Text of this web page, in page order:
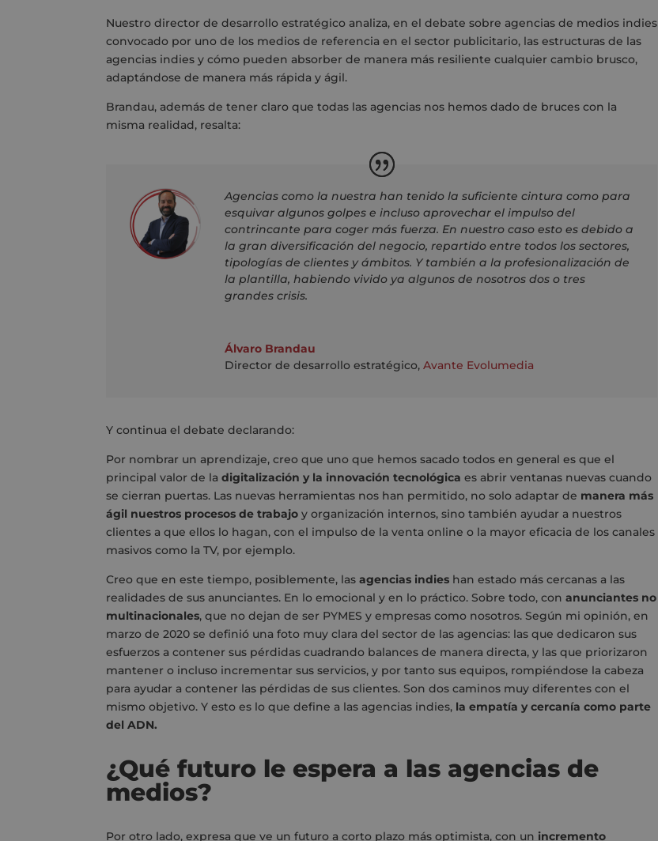
Nuestro director de desarrollo estratégico analiza, en el debate sobre agencias de medios indies
convocado por uno de los medios de referencia en el sector publicitario, las estructuras de las
agencias indies y cómo pueden absorber de manera más resiliente cualquier cambio brusco,
adaptándose de manera más rápida y ágil.
Brandau, además de tener claro que todas las agencias nos hemos dado de bruces con la
misma realidad, resalta:
Agencias como la nuestra han tenido la suficiente cintura como para
esquivar algunos golpes e incluso aprovechar el impulso del
contrincante para coger más fuerza. En nuestro caso esto es debido a
la gran diversificación del negocio, repartido entre todos los sectores,
tipologías de clientes y ámbitos. Y también a la profesionalización de
la plantilla, habiendo vivido ya algunos de nosotros dos o tres
grandes crisis.
Álvaro Brandau
Director de desarrollo estratégico, Avante Evolumedia
Y continua el debate declarando:
Por nombrar un aprendizaje, creo que uno que hemos sacado todos en general es que el
principal valor de ladigitalización y la innovación tecnológica es abrir ventanas nuevas cuando
se cierran puertas. Las nuevas herramientas nos han permitido, no solo adaptar de manera más
ágil nuestros procesos de trabajo y organización internos, sino también ayudar a nuestros
clientes a que ellos lo hagan, con el impulso de la venta online o la mayor eficacia de los canales
masivos como la TV, por ejemplo.
Creo que en este tiempo, posiblemente, lasagencias indies han estado más cercanas a las
realidades de sus anunciantes. En lo emocional y en lo práctico. Sobre todo, conanunciantes no
multinacionales, que no dejan de ser PYMES y empresas como nosotros. Según mi opinión, en
marzo de 2020 se definió una foto muy clara del sector de las agencias: las que dedicaron sus
esfuerzos a contener sus pérdidas cuadrando balances de manera directa, y las que priorizaron
mantener o incluso incrementar sus servicios, y por tanto sus equipos, rompiéndose la cabeza
para ayudar a contener las pérdidas de sus clientes. Son dos caminos muy diferentes con el
mismo objetivo. Y esto es lo que define a las agencias indies, la empatía y cercanía como parte
del ADN.
¿Qué futuro le espera a las agencias de
medios?
Por otro lado, expresa que ve un futuro a corto plazo más optimista, con un incremento